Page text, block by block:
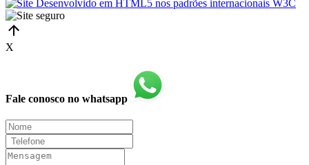
X
Fale conosco no whatsapp